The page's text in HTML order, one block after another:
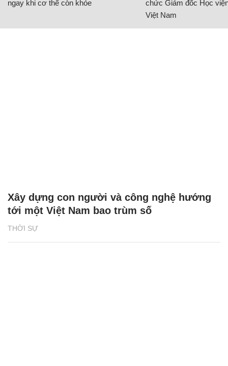
ngay khi cơ thể còn khỏe
chức Giám đốc Học
Việt Nam
THỜI SỰ
Xây dựng con người và công nghệ hướng
tới một Việt Nam bao trùm số